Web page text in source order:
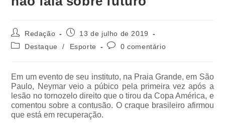
Redação
13 de julho de 2019
Destaque
/ Esporte 0 comentário
Em um evento de seu instituto, na Praia Grande, em São
Paulo, Neymar veio a púbico pela primeira vez após a
lesão no tornozelo direito que o tirou da Copa América, e
comentou sobre a contusão. O craque brasileiro afirmou
que está em recuperação.